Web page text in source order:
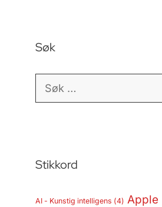
Søk
Søk
Stikkord
AI - Kunstig intelligens (4) Apple